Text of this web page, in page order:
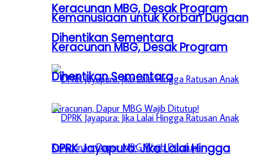
Keracunan MBG, Desak Program
Dihentikan Sementara
DPRK Jayapura: Jika Lalai Hingga
Kemanusiaan untuk Korban Dugaan
Keracunan MBG, Desak Program
Dihentikan Sementara